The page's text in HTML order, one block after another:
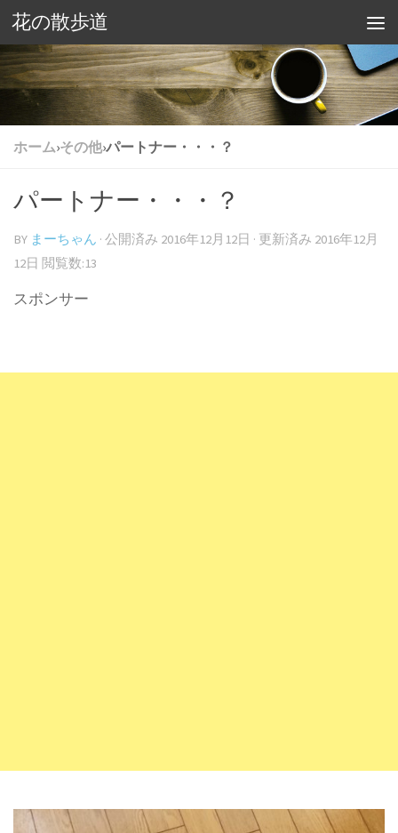
花の散歩道
ホーム›その他›パートナー・・・？
パートナー・・・？
BY まーちゃん · 公開済み 2016年12月12日 · 更新済み 2016年12月
12日 閲覧数:13
スポンサー